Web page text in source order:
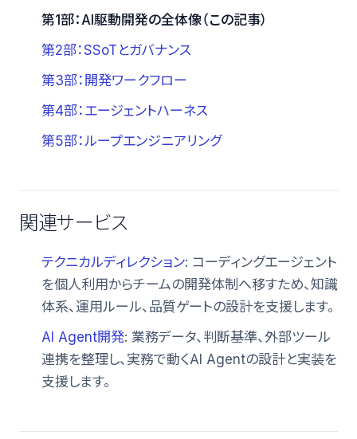
第1部：AI駆動開発の全体像（この記事）
第2部：SSoTとガバナンス
第3部：開発ワークフロー
第4部：エージェントハーネス
第5部：ループエンジニアリング
関連サービス
テクニカルディレクション: コーディングエージェント
を個人利用からチームの開発体制へ移すため、知識
体系、運用ルール、品質ゲートの設計を支援します。
AI Agent開発: 業務データ、判断基準、外部ツール
連携を整理し、実務で動くAI Agentの設計と実装を
支援します。